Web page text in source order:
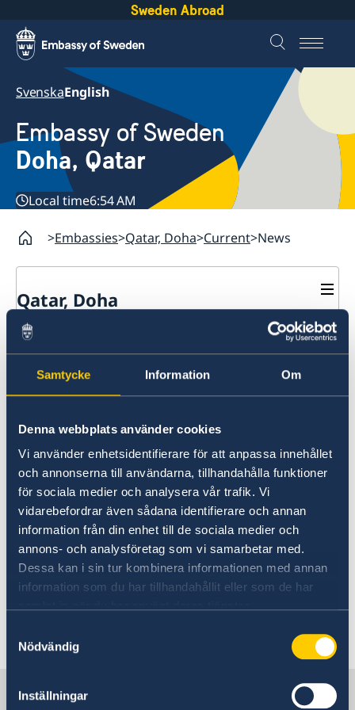
Samtycke Information Om
Denna webbplats använder cookies
Vi använder enhetsidentifierare för att anpassa innehållet
och annonserna till användarna, tillhandahålla funktioner
för sociala medier och analysera vår trafik. Vi
vidarebefordrar även sådana identifierare och annan
information från din enhet till de sociala medier och
annons- och analysföretag som vi samarbetar med.
Dessa kan i sin tur kombinera informationen med annan
information som du har tillhandahållit eller som de har
Nödvändig
Inställningar
Sweden Abroad
SvenskaEnglish
Embassy of Sweden
Doha, Qatar
Local time6:54 AM
Embassies Qatar, Doha Current News
Qatar, Doha
Contact
About us
Embassy Staff
Vacancies
Current
Trade and Investments
News
Government’s priorities in 2026
Statement of Foreign Policy
10 Apr 2025
Welcome to platform Sweden
29 Jan 2019
WARNING: FRAUDULENT WORK
PERMIT OFFERS IN DOHA
Sweden in Qatar